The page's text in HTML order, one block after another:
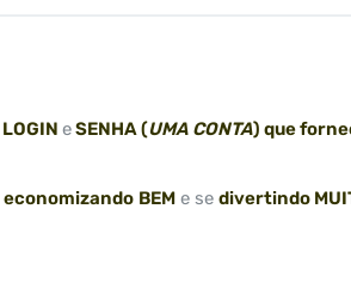
LOGIN eSENHA (UMA CONTA) que
economizando BEM e se divertindo